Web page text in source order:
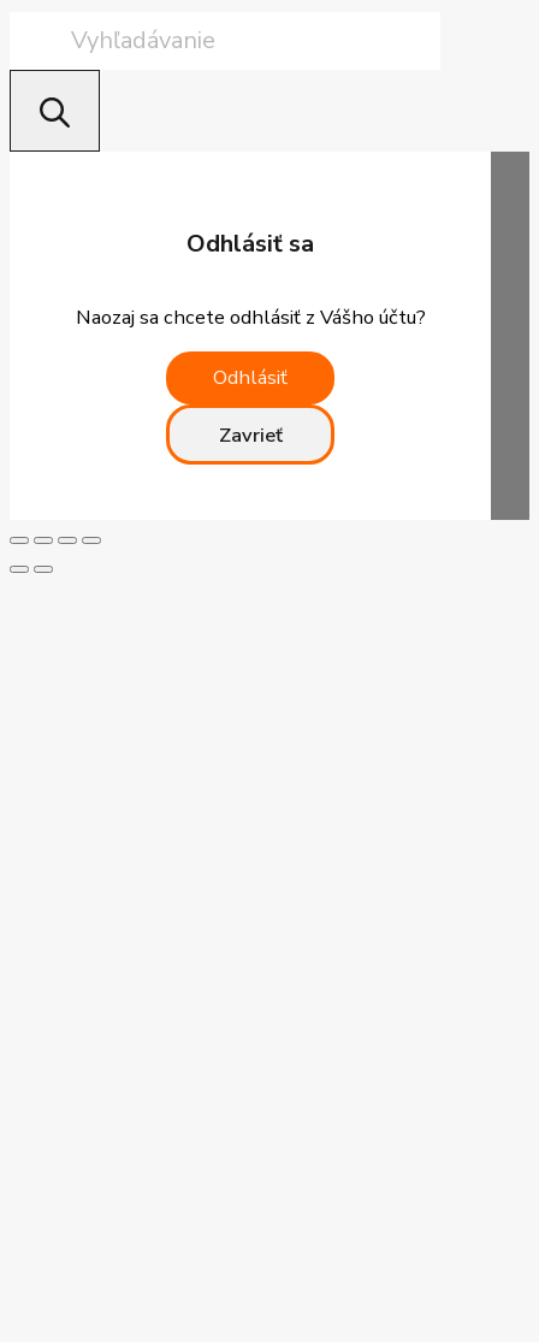
Odhlásiť sa
Naozaj sa chcete odhlásiť z Vášho účtu?
Odhlásiť
Zavrieť